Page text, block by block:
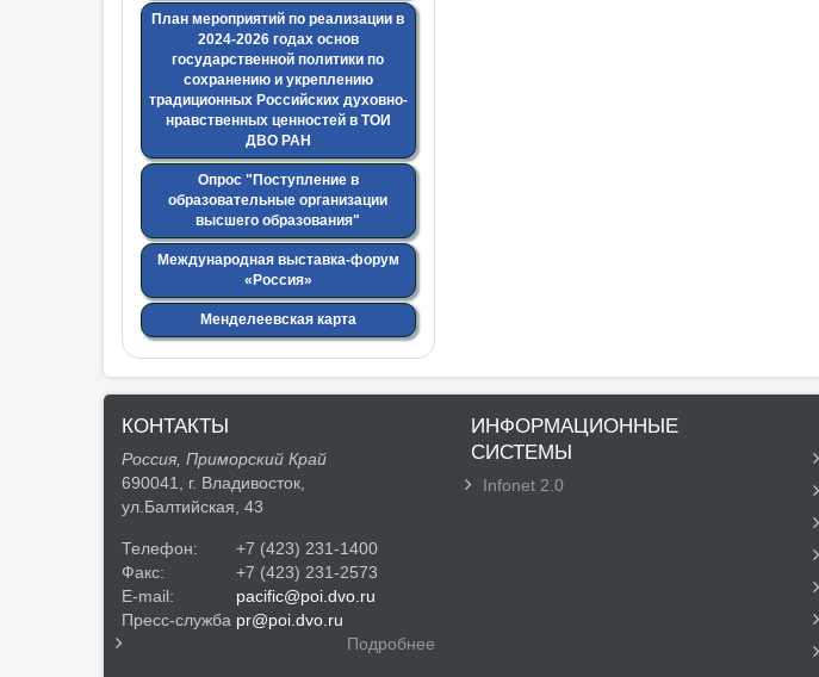
План мероприятий по реализации в
2024-2026 годах основ
государственной политики по
сохранению и укреплению
традиционных Российских духовно-
нравственных ценностей в ТОИ
ДВО РАН
Опрос "Поступление в
образовательные организации
высшего образования"
Международная выставка-форум
«Россия»
Менделеевская карта
КОНТАКТЫ
Россия, Приморский Край
690041, г. Владивосток,
ул.Балтийская, 43
Телефон:
+7 (423) 231-1400
Факс:
+7 (423) 231-2573
E-mail:
pacific@poi.dvo.ru
Пресс-служба pr@poi.dvo.ru
Подробнее
ИНФОРМАЦИОННЫЕ
СИСТЕМЫ
Infonet 2.0